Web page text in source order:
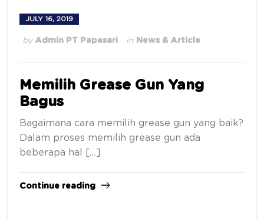
JULY 16, 2019
by Admin PT Papasari in News & Article
Memilih Grease Gun Yang
Bagus
Bagaimana cara memilih grease gun yang baik?
Dalam proses memilih grease gun ada
beberapa hal […]
Continue reading